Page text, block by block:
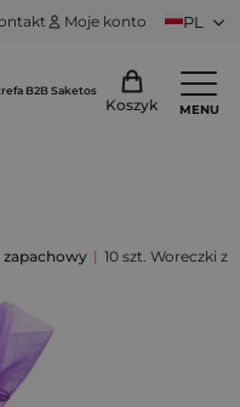
Moje konto PL
B2B Saketos
Koszyk MENU
zapachowy | 10 szt. Woreczki